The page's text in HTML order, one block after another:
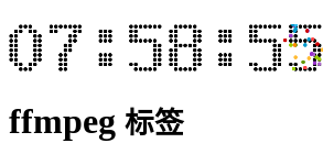
ffmpeg 标签